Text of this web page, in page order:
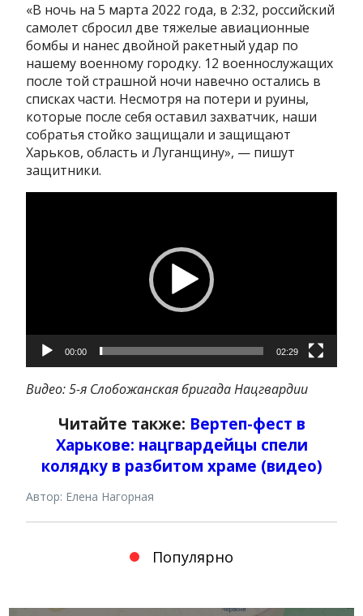
«В ночь на 5 марта 2022 года, в 2:32, российский
самолет сбросил две тяжелые авиационные
бомбы и нанес двойной ракетный удар по
нашему военному городку. 12 военнослужащих
после той страшной ночи навечно остались в
списках части. Несмотря на потери и руины,
которые после себя оставил захватчик, наши
собратья стойко защищали и защищают
Харьков, область и Луганщину», — пишут
защитники.
00:00 02:29
Видео: 5-я Слобожанская бригада Нацгвардии
Читайте также: Вертеп-фест в
Харькове: нацгвардейцы спели
колядку в разбитом храме (видео)
Автор: Елена Нагорная
Популярно